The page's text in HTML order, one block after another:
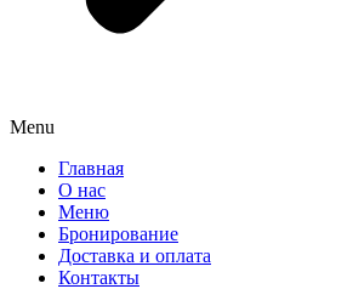
Menu
Главная
О нас
Меню
Бронирование
Доставка и оплата
Контакты